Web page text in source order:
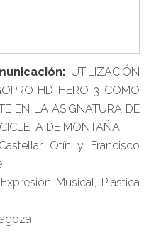
UTILIZACIÓN
HD HERO 3 COMO
EN LA ASIGNATURA DE
DE MONTAÑA
Otín y Francisco
Musical, Plástica